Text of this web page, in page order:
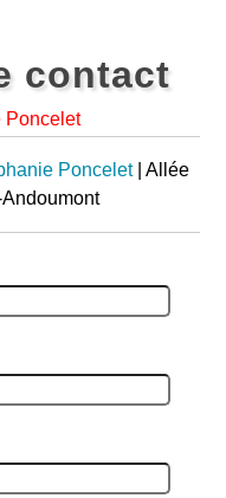
contact
Poncelet
Poncelet| Allée